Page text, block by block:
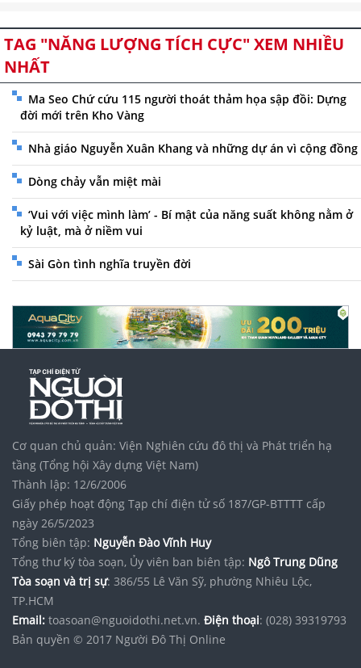
TAG "NĂNG LƯỢNG TÍCH CỰC" XEM NHIỀU
NHẤT
Ma Seo Chứ cứu 115 người thoát thảm họa sập đồi: Dựng
đời mới trên Kho Vàng
Nhà giáo Nguyễn Xuân Khang và những dự án vì cộng đồng
Dòng chảy vẫn miệt mài
‘Vui với việc mình làm’ - Bí mật của năng suất không nằm ở
kỷ luật, mà ở niềm vui
Sài Gòn tình nghĩa truyền đời
Cơ quan chủ quản: Viện Nghiên cứu đô thị và Phát triển hạ
tầng (Tổng hội Xây dựng Việt Nam)
Thành lập: 12/6/2006
Giấy phép hoạt động Tạp chí điện tử số 187/GP-BTTTT cấp
ngày 26/5/2023
Tổng biên tập: Nguyễn Đào Vĩnh Huy
Tổng thư ký tòa soạn, Ủy viên ban biên tập: Ngô Trung Dũng
Tòa soạn và trị sự: 386/55 Lê Văn Sỹ, phường Nhiêu Lộc,
TP.HCM
Email: toasoan@nguoidothi.net.vn. Điện thoại: (028) 39319793
Bản quyền © 2017 Người Đô Thị Online